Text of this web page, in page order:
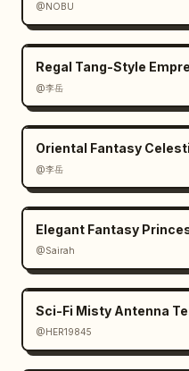
@NOBU
Regal Tang-Style
@李岳
Oriental Fantasy
@李岳
Elegant Fantasy
@Sairah
Sci-Fi Misty Antenna
@HER19845